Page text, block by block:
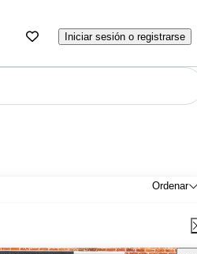
Iniciar sesión o registrarse
Ordenar